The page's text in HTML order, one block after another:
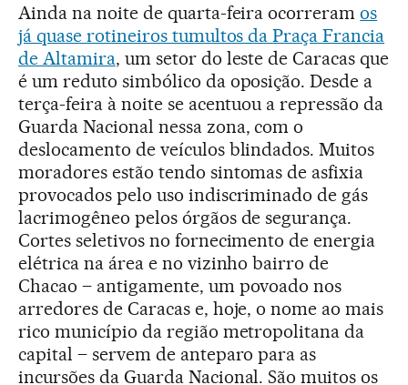
Ainda na noite de quarta-feira ocorreramos
já quase rotineiros tumultos da Praça Francia
de Altamira, um setor do leste de Caracas que
é um reduto simbólico da oposição. Desde a
terça-feira à noite se acentuou a repressão da
Guarda Nacional nessa zona, com o
deslocamento de veículos blindados. Muitos
moradores estão tendo sintomas de asfixia
provocados pelo uso indiscriminado de gás
lacrimogêneo pelos órgãos de segurança.
Cortes seletivos no fornecimento de energia
elétrica na área e no vizinho bairro de
Chacao – antigamente, um povoado nos
arredores de Caracas e, hoje, o nome ao mais
rico município da região metropolitana da
capital – servem de anteparo para as
incursões da Guarda Nacional. São muitos os